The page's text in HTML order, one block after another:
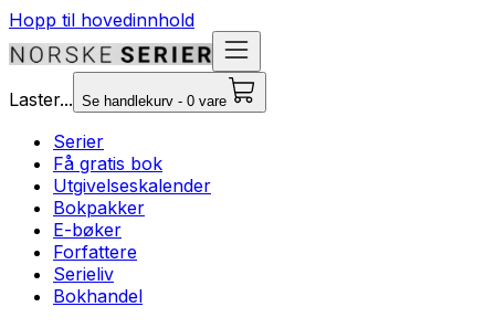
Hopp til hovedinnhold
Laster... Se handlekurv - 0 vare
Serier
Få gratis bok
Utgivelseskalender
Bokpakker
E-bøker
Forfattere
Serieliv
Bokhandel